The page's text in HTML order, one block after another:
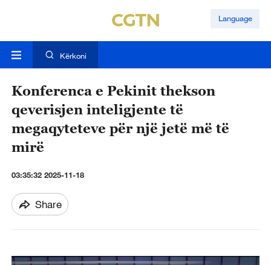
Language
Kërkoni
Konferenca e Pekinit thekson
qeverisjen inteligjente të
megaqyteteve për një jetë më të
mirë
03:35:32 2025-11-18
Share